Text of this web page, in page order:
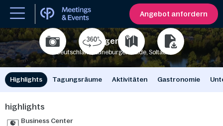
Angebot anfordern
Bispinger Heide
Deutschland, Lüneburger Heide, Soltau
Highlights Tagungsräume Aktivitäten Gastronomie
highlights
Business Center